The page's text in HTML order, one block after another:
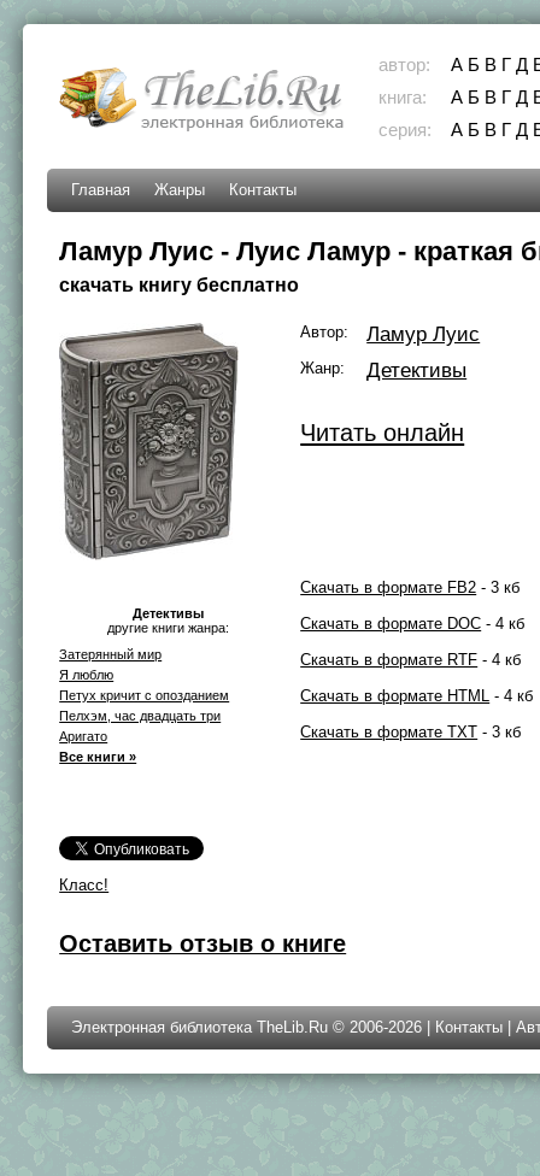
автор: А Б В Г Д
книга:
А Б В Г Д
серия:
А Б В Г Д
Главная Жанры Контакты
Ламур Луис - Луис Ламур - краткая
скачать книгу бесплатно
Детективы
другие книги жанра:
Затерянный мир
Я люблю
Петух кричит с опозданием
Пелхэм, час двадцать три
Аригато
Все книги »
Класс!
Автор: Ламур Луис
Жанр: Детективы
Читать онлайн
Скачать в формате FB2 - 3 кб
Скачать в формате DOC - 4 кб
Скачать в формате RTF - 4 кб
Скачать в формате HTML - 4 кб
Скачать в формате TXT - 3 кб
Оставить отзыв о книге
Электронная библиотека TheLib.Ru © 2006-2026 | Контакты |